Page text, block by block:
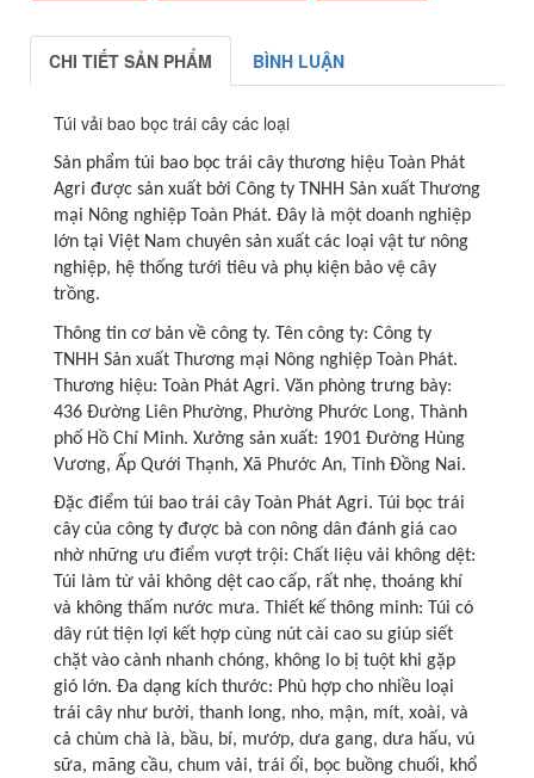
CHI TIẾT SẢN PHẨM BÌNH LUẬN
Túi vải bao bọc trái cây các loại
Sản phẩm túi bao bọc trái cây thương hiệu Toàn Phát
Agri được sản xuất bởi Công ty TNHH Sản xuất Thương
mại Nông nghiệp Toàn Phát. Đây là một doanh nghiệp
lớn tại Việt Nam chuyên sản xuất các loại vật tư nông
nghiệp, hệ thống tưới tiêu và phụ kiện bảo vệ cây
trồng.
Thông tin cơ bản về công ty. Tên công ty: Công ty
TNHH Sản xuất Thương mại Nông nghiệp Toàn Phát.
Thương hiệu: Toàn Phát Agri. Văn phòng trưng bày:
436 Đường Liên Phường, Phường Phước Long, Thành
phố Hồ Chí Minh. Xưởng sản xuất: 1901 Đường Hùng
Vương, Ấp Qưới Thạnh, Xã Phước An, Tỉnh Đồng Nai.
Đặc điểm túi bao trái cây Toàn Phát Agri. Túi bọc trái
cây của công ty được bà con nông dân đánh giá cao
nhờ những ưu điểm vượt trội: Chất liệu vải không dệt:
Túi làm từ vải không dệt cao cấp, rất nhẹ, thoáng khí
và không thấm nước mưa. Thiết kế thông minh: Túi có
dây rút tiện lợi kết hợp cùng nút cài cao su giúp siết
chặt vào cành nhanh chóng, không lo bị tuột khi gặp
gió lớn. Đa dạng kích thước: Phù hợp cho nhiều loại
trái cây như bưởi, thanh long, nho, mận, mít, xoài, và
cả chùm chà là, bầu, bí, mướp, dưa gang, dưa hấu, vú
sữa, mãng cầu, chum vải, trái ổi, bọc buồng chuối, khổ